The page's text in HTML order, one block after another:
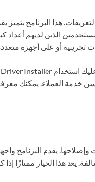
هذا البرنامج يتميز
الذين لديهم أعداد
خدمة العملاء. يمكنك
يقدم البرنامج
يعد هذا الخيار ممتازًا